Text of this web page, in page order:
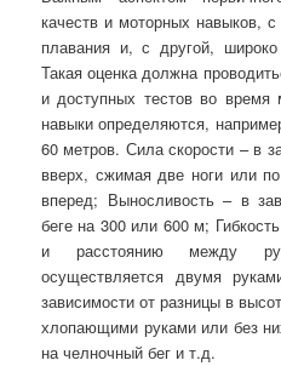
качеств и моторных навыков,
плавания и, с другой, широко
Такая оценка должна
и доступных тестов во время
навыки определяются,
60 метров. Сила скорости – в
вверх, сжимая две ноги или
вперед; Выносливость – в
беге на 300 или 600 м;
и расстоянию между
осуществляется двумя
зависимости от разницы в
хлопающими руками или без
на челночный бег и т.д.